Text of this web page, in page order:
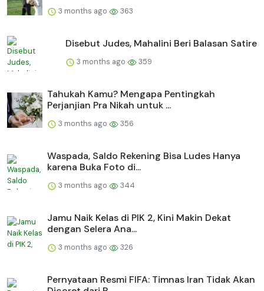
3 months ago 363
Disebut Judes, Mahalini Beri Balasan Satire
3 months ago 359
Tahukah Kamu? Mengapa Pentingkah
Perjanjian Pra Nikah untuk ...
3 months ago 356
Waspada, Saldo Rekening Bisa Ludes Hanya
karena Buka Foto di...
3 months ago 344
Jamu Naik Kelas di PIK 2, Kini Makin Dekat
dengan Selera Ana...
3 months ago 326
Pernyataan Resmi FIFA: Timnas Iran Tidak Akan